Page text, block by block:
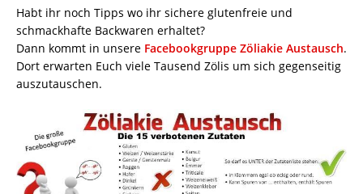
Habt ihr noch Tipps wo ihr sichere glutenfreie und
schmackhafte Backwaren erhaltet?
Dann kommt in unsere Facebookgruppe Zöliakie Austausch.
Dort erwarten Euch viele Tausend Zölis um sich gegenseitig
auszutauschen.